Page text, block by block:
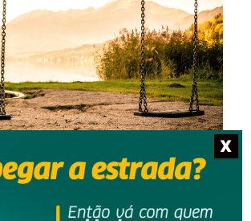
vítima e familiar
X